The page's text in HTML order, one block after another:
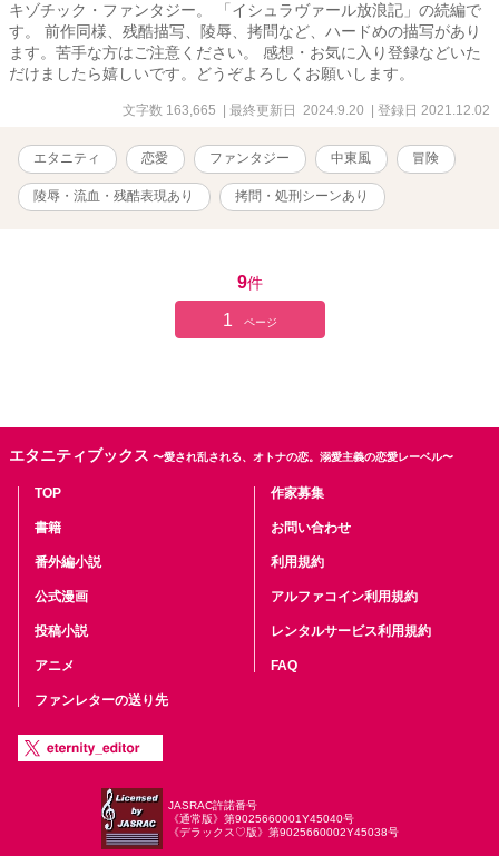
キゾチック・ファンタジー。 「イシュラヴァール放浪記」の続編で
す。 前作同様、残酷描写、陵辱、拷問など、ハードめの描写があり
ます。苦手な方はご注意ください。 感想・お気に入り登録などいた
だけましたら嬉しいです。どうぞよろしくお願いします。
文字数 163,665 | 最終更新日 2024.9.20 | 登録日 2021.12.02
エタニティ 恋愛 ファンタジー 中東風 冒険
陵辱・流血・残酷表現あり 拷問・処刑シーンあり
9件
1 ページ
エタニティブックス 〜愛され乱される、オトナの恋。溺愛主義の恋愛レーベル〜
TOP
書籍
番外編小説
公式漫画
投稿小説
アニメ
ファンレターの送り先
作家募集
お問い合わせ
利用規約
アルファコイン利用規約
レンタルサービス利用規約
FAQ
JASRAC許諾番号
《通常版》第9025660001Y45040号
《デラックス♡版》第9025660002Y45038号